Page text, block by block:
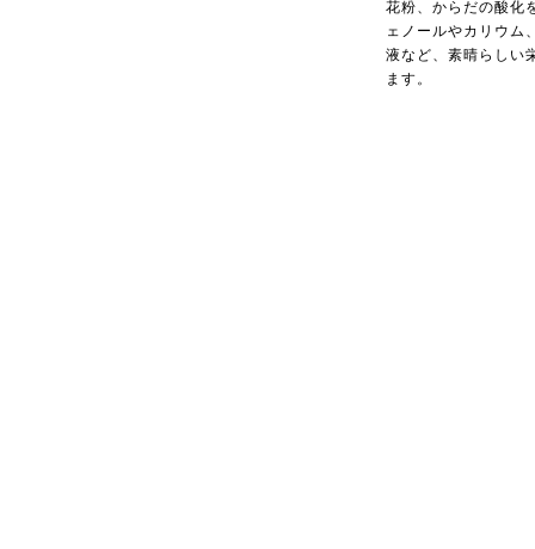
花粉、からだの酸化
ェノールやカリウム
液など、素晴らしい
ます。